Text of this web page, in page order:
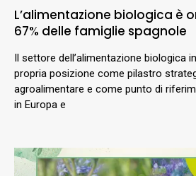
L’alimentazione biologica è
67% delle famiglie spagnole
Il settore dell’alimentazione biologica
propria posizione come pilastro
agroalimentare e come punto di
in Europa e